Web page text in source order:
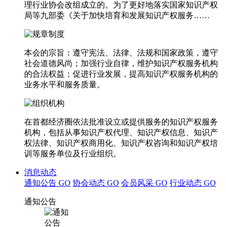
理行业协会改组成立的。为了更好地落实国家知识产权
局等九部委《关于加快培育和发展知识产权服务……
本会的宗旨：遵守宪法、法律、法规和国家政策，遵守
社会道德风尚；加强行业自律，维护知识产权服务机构
的合法权益；促进行业发展，提高知识产权服务机构的
业务水平和服务质量。
在首都经济圈依法批准设立或提供服务的知识产权服务
机构，包括从事知识产权代理、知识产权信息、知识产
权法律、知识产权商用化、知识产权咨询和知识产权培
训等服务单位及行业组织。
消息动态
通知公告 GO 协会动态 GO 会员风采 GO 行业动态 GO
通知公告